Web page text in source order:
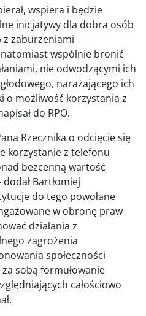
wspiera i będzie
inicjatywy dla dobra osób
z zaburzeniami
wspólnie bronić
nie odwodzącymi ich
narażającego ich
o możliwość korzystania z
do RPO.
Rzecznika o odcięcie się
korzystanie z telefonu
bezcenną wartość
Bartłomiej
do tego powołane
w obronę praw
działania z
zagrożenia
społeczności
sobą formułowanie
całościowo